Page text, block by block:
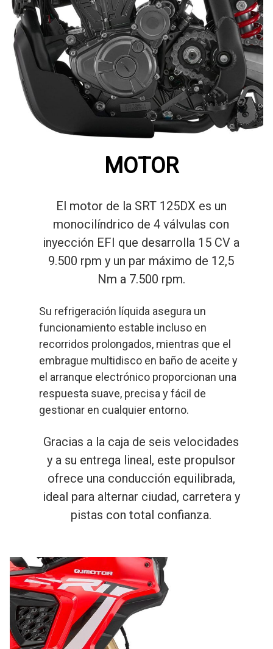
MOTOR
El motor de la SRT 125DX es un
monocilíndrico de 4 válvulas con
inyección EFI que desarrolla 15 CV a
9.500 rpm y un par máximo de 12,5
Nm a 7.500 rpm.
Su refrigeración líquida asegura un
funcionamiento estable incluso en
recorridos prolongados, mientras que el
embrague multidisco en baño de aceite y
el arranque electrónico proporcionan una
respuesta suave, precisa y fácil de
gestionar en cualquier entorno.
Gracias a la caja de seis velocidades
y a su entrega lineal, este propulsor
ofrece una conducción equilibrada,
ideal para alternar ciudad, carretera y
pistas con total confianza.